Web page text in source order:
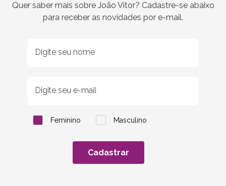
Quer saber mais sobre João Vítor? Cadastre-se abaixo
para receber as novidades por e-mail.
Feminino Masculino
Cadastrar